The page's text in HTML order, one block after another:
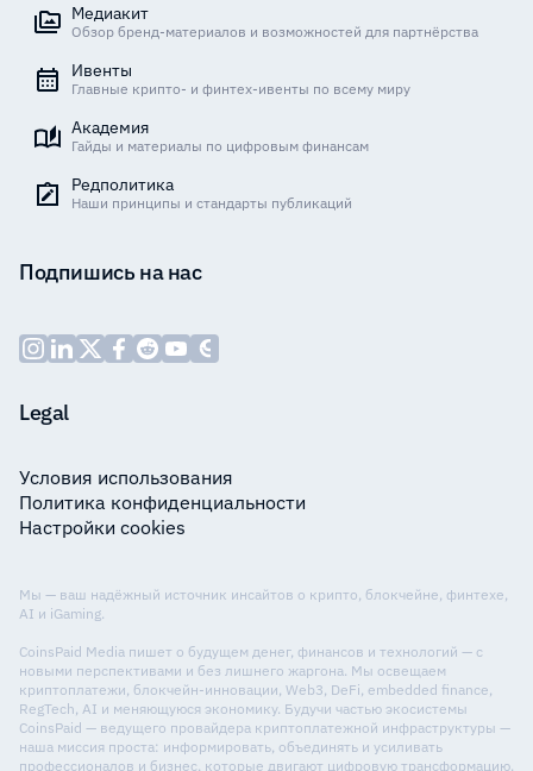
Медиакит
Обзор бренд-материалов и возможностей для партнёрства
Ивенты
Главные крипто- и финтех-ивенты по всему миру
Академия
Гайды и материалы по цифровым финансам
Редполитика
Наши принципы и стандарты публикаций
Подпишись на нас
Legal
Условия использования
Политика конфиденциальности
Настройки cookies
Мы — ваш надёжный источник инсайтов о крипто, блокчейне, финтехе,
AI и iGaming.
CoinsPaid Media пишет о будущем денег, финансов и технологий — с
новыми перспективами и без лишнего жаргона. Мы освещаем
криптоплатежи, блокчейн-инновации, Web3, DeFi, embedded finance,
RegTech, AI и меняющуюся экономику. Будучи частью экосистемы
CoinsPaid — ведущего провайдера криптоплатежной инфраструктуры —
наша миссия проста: информировать, объединять и усиливать
профессионалов и бизнес, которые двигают цифровую трансформацию.